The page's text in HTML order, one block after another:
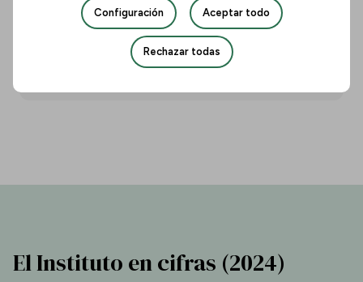
El Instituto en cifras (2024)
Configuración Aceptar todo
Rechazar todas